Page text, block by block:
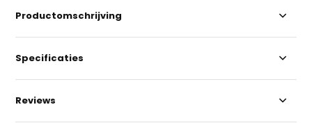
Productomschrijving
Specificaties
Reviews